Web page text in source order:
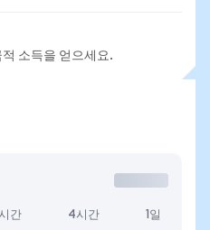
소득을 얻으세요.
간 4시간 1일